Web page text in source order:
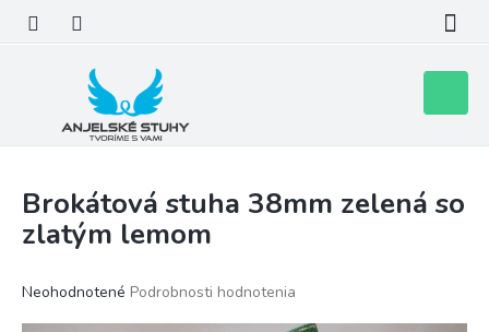
obsah
košík
Brokátová stuha 38mm zelená so
zlatým lemom
Priemerné
Neohodnotené Podrobnosti hodnotenia